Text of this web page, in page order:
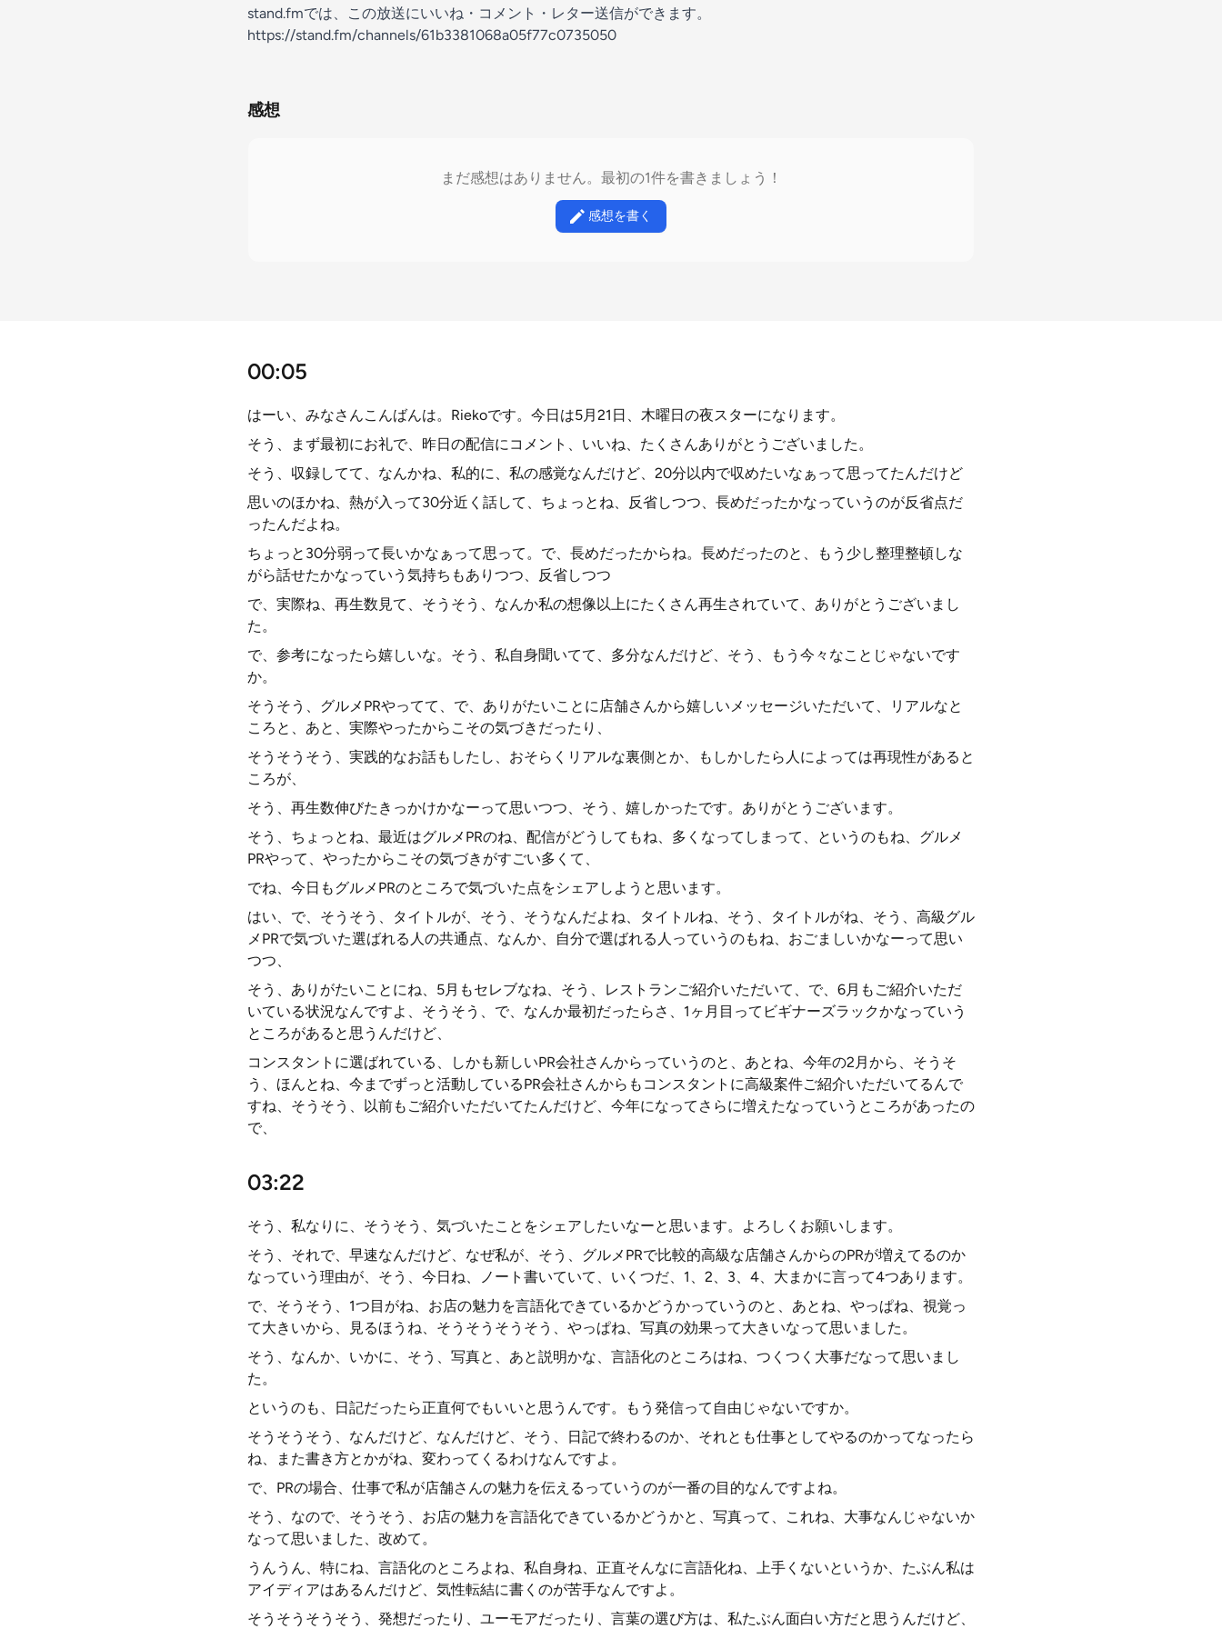
stand.fmでは、この放送にいいね・コメント・レター送信ができます。
https://stand.fm/channels/61b3381068a05f77c0735050
感想
まだ感想はありません。最初の1件を書きましょう！
感想を書く
00:05
はーい、みなさんこんばんは。Riekoです。今日は5月21日、木曜日の夜スターになります。
そう、まず最初にお礼で、昨日の配信にコメント、いいね、たくさんありがとうございました。
そう、収録してて、なんかね、私的に、私の感覚なんだけど、20分以内で収めたいなぁって思ってたんだけど
思いのほかね、熱が入って30分近く話して、ちょっとね、反省しつつ、長めだったかなっていうのが反省点だ
ったんだよね。
ちょっと30分弱って長いかなぁって思って。で、長めだったからね。長めだったのと、もう少し整理整頓しな
がら話せたかなっていう気持ちもありつつ、反省しつつ
で、実際ね、再生数見て、そうそう、なんか私の想像以上にたくさん再生されていて、ありがとうございまし
た。
で、参考になったら嬉しいな。そう、私自身聞いてて、多分なんだけど、そう、もう今々なことじゃないです
か。
そうそう、グルメPRやってて、で、ありがたいことに店舗さんから嬉しいメッセージいただいて、リアルなと
ころと、あと、実際やったからこその気づきだったり、
そうそうそう、実践的なお話もしたし、おそらくリアルな裏側とか、もしかしたら人によっては再現性があると
ころが、
そう、再生数伸びたきっかけかなーって思いつつ、そう、嬉しかったです。ありがとうございます。
そう、ちょっとね、最近はグルメPRのね、配信がどうしてもね、多くなってしまって、というのもね、グルメ
PRやって、やったからこその気づきがすごい多くて、
でね、今日もグルメPRのところで気づいた点をシェアしようと思います。
はい、で、そうそう、タイトルが、そう、そうなんだよね、タイトルね、そう、タイトルがね、そう、高級グル
メPRで気づいた選ばれる人の共通点、なんか、自分で選ばれる人っていうのもね、おごましいかなーって思い
つつ、
そう、ありがたいことにね、5月もセレブなね、そう、レストランご紹介いただいて、で、6月もご紹介いただ
いている状況なんですよ、そうそう、で、なんか最初だったらさ、1ヶ月目ってビギナーズラックかなっていう
ところがあると思うんだけど、
コンスタントに選ばれている、しかも新しいPR会社さんからっていうのと、あとね、今年の2月から、そうそ
う、ほんとね、今までずっと活動しているPR会社さんからもコンスタントに高級案件ご紹介いただいてるんで
すね、そうそう、以前もご紹介いただいてたんだけど、今年になってさらに増えたなっていうところがあったの
で、
03:22
そう、私なりに、そうそう、気づいたことをシェアしたいなーと思います。よろしくお願いします。
そう、それで、早速なんだけど、なぜ私が、そう、グルメPRで比較的高級な店舗さんからのPRが増えてるのか
なっていう理由が、そう、今日ね、ノート書いていて、いくつだ、1、2、3、4、大まかに言って4つあります。
で、そうそう、1つ目がね、お店の魅力を言語化できているかどうかっていうのと、あとね、やっぱね、視覚っ
て大きいから、見るほうね、そうそうそうそう、やっぱね、写真の効果って大きいなって思いました。
そう、なんか、いかに、そう、写真と、あと説明かな、言語化のところはね、つくつく大事だなって思いまし
た。
というのも、日記だったら正直何でもいいと思うんです。もう発信って自由じゃないですか。
そうそうそう、なんだけど、なんだけど、そう、日記で終わるのか、それとも仕事としてやるのかってなったら
ね、また書き方とかがね、変わってくるわけなんですよ。
で、PRの場合、仕事で私が店舗さんの魅力を伝えるっていうのが一番の目的なんですよね。
そう、なので、そうそう、お店の魅力を言語化できているかどうかと、写真って、これね、大事なんじゃないか
なって思いました、改めて。
うんうん、特にね、言語化のところよね、私自身ね、正直そんなに言語化ね、上手くないというか、たぶん私は
アイディアはあるんだけど、気性転結に書くのが苦手なんですよ。
そうそうそうそう、発想だったり、ユーモアだったり、言葉の選び方は、私たぶん面白い方だと思うんだけど、